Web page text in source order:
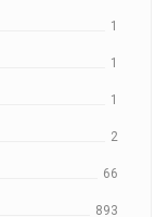
1
1
1
2
66
893